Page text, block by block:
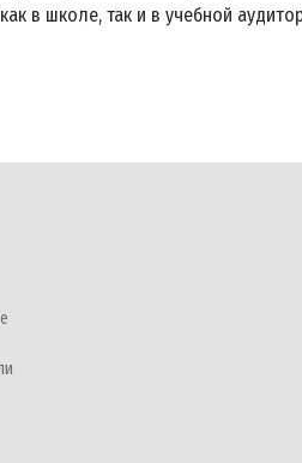
в школе, так и в учебной